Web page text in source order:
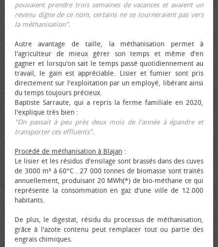
pouvaient prendre trois semaines de vacances et avaient un
revenu digne de ce nom, certains ne se tourneraient pas vers
la méthanisation".
Autre avantage de taille, la méthanisation permet à
l'agriculteur de mieux gérer son temps et même d'en
gagner et lorsqu'on sait le temps passé quotidiennement au
travail, le gain est appréciable. Lisier et fumier sont pris
directement sur l'exploitation par un employé, libérant ainsi
du temps toujours précieux.
Baptiste Sarraute, qui a repris la ferme familiale en 2020,
l'explique très bien :
"On passait à peu près deux mois de l'année à épandre et
transporter ces effluents".
Procédé de méthanisation à Blajan :
Le lisier et les résidus d'ensilage sont brassés dans des cuves
de 3000 m³ à 60°C . 27 000 tonnes de biomasse sont traités
annuellement, produisant 20 MWh(*) de bio-méthane ce qui
représente la consommation en gaz d'une ville de 12.000
habitants.
De plus, le digestat, résidu du processus de méthanisation,
grâce à l'azote contenu peut remplacer tout ou partie des
engrais chimiques.